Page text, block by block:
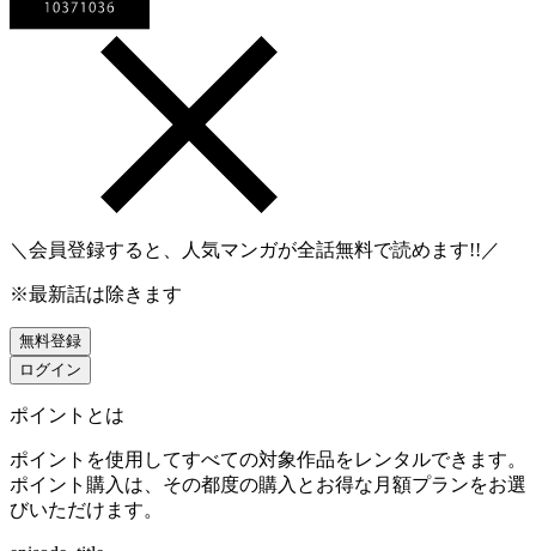
＼会員登録すると、人気マンガが全話無料で読めます!!／
※最新話は除きます
無料登録
ログイン
ポイントとは
ポイントを使用してすべての対象作品をレンタルできます。
ポイント購入は、その都度の購入とお得な月額プランをお選
びいただけます。